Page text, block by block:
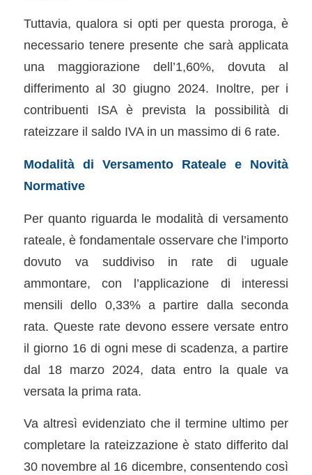
Tuttavia, qualora si opti per questa proroga, è
necessario tenere presente che sarà applicata
una maggiorazione dell’1,60%, dovuta al
differimento al 30 giugno 2024. Inoltre, per i
contribuenti ISA è prevista la possibilità di
rateizzare il saldo IVA in un massimo di 6 rate.
Modalità di Versamento Rateale e Novità
Normative
Per quanto riguarda le modalità di versamento
rateale, è fondamentale osservare che l’importo
dovuto va suddiviso in rate di uguale
ammontare, con l’applicazione di interessi
mensili dello 0,33% a partire dalla seconda
rata. Queste rate devono essere versate entro
il giorno 16 di ogni mese di scadenza, a partire
dal 18 marzo 2024, data entro la quale va
versata la prima rata.
Va altresì evidenziato che il termine ultimo per
completare la rateizzazione è stato differito dal
30 novembre al 16 dicembre, consentendo così